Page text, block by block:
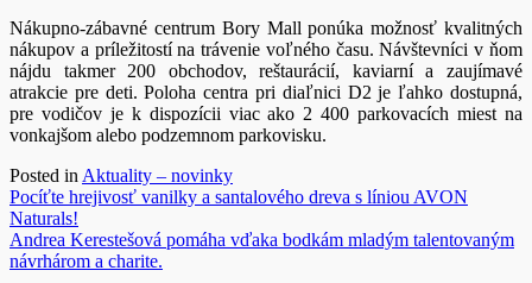
Nákupno-zábavné centrum Bory Mall ponúka možnosť kvalitných
nákupov a príležitostí na trávenie voľného času. Návštevníci v ňom
nájdu takmer 200 obchodov, reštaurácií, kaviarní a zaujímavé
atrakcie pre deti. Poloha centra pri diaľnici D2 je ľahko dostupná,
pre vodičov je k dispozícii viac ako 2 400 parkovacích miest na
vonkajšom alebo podzemnom parkovisku.
Posted in Aktuality – novinky
Navigácia
v
článku
Pocíťte hrejivosť vanilky a santalového dreva s líniou AVON
Naturals!
Andrea Kerestešová pomáha vďaka bodkám mladým talentovaným
návrhárom a charite.